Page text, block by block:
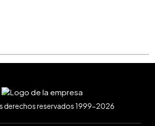
derechos reservados 1999-2026